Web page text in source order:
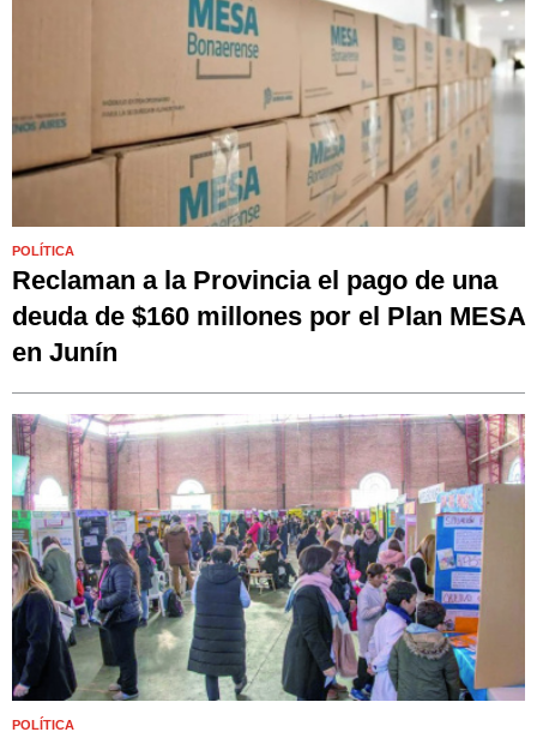
POLÍTICA
Reclaman a la Provincia el pago de una
deuda de $160 millones por el Plan MESA
en Junín
POLÍTICA